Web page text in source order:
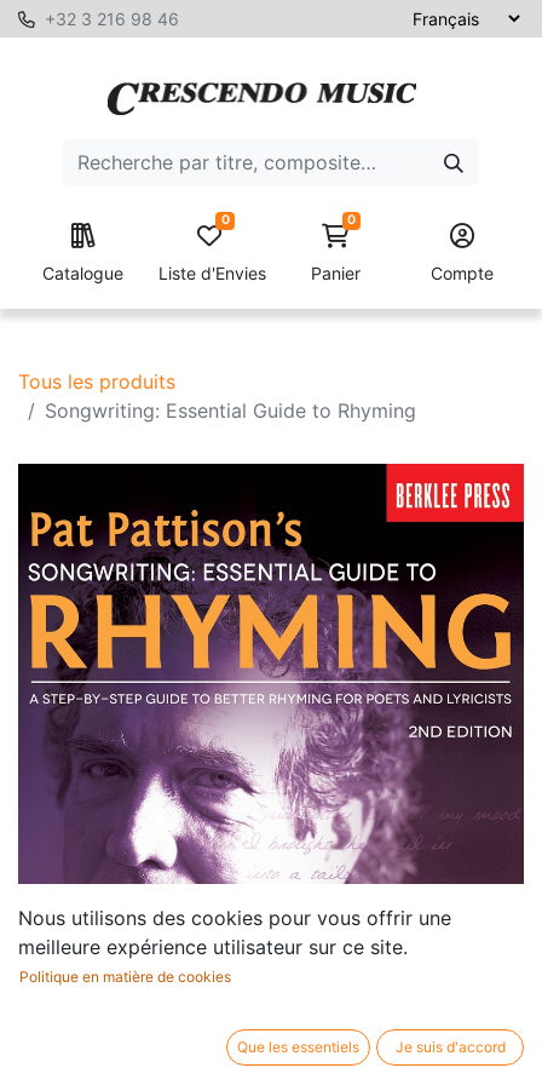
+32 3 216 98 46
Catalogue Liste d'Envies
0 0
Panier Compte
Tous les produits
Songwriting: Essential Guide to Rhyming
Nous utilisons des cookies pour vous offrir une
meilleure expérience utilisateur sur ce site.
Politique en matière de cookies
Que les essentiels Je suis d'accord